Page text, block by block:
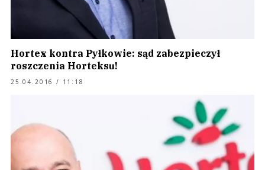
Hortex kontra Pyłkowie: sąd zabezpieczył
roszczenia Horteksu!
25.04.2016 / 11:18